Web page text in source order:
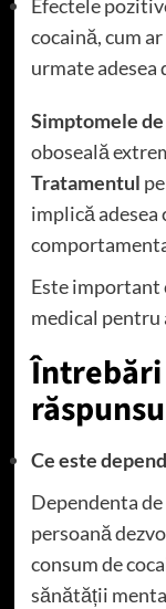
Efectele
cocaină, cum
urmate adesea
Simptomele
oboseală
Tratamentul
implică
Este important
medical pentru
Ce este
Dependenta
persoană
consum de
sănătății